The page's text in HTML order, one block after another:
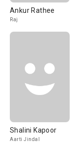
Ankur Rathee
Raj
Shalini Kapoor
Aarti Jindal